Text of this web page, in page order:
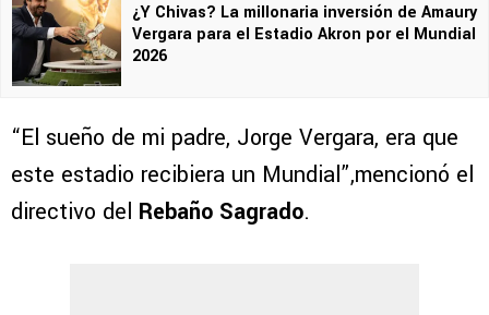
¿Y Chivas? La millonaria inversión de Amaury
Vergara para el Estadio Akron por el Mundial
2026
“El sueño de mi padre, Jorge Vergara, era que
este estadio recibiera un Mundial”,mencionó el
directivo del Rebaño Sagrado.